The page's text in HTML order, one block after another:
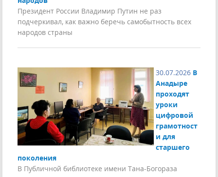
Президент России Владимир Путин не раз
подчеркивал, как важно беречь самобытность всех
народов страны
30.07.2026 В
Анадыре
проходят
уроки
цифровой
грамотност
и для
старшего
поколения
В Публичной библиотеке имени Тана-Богораза